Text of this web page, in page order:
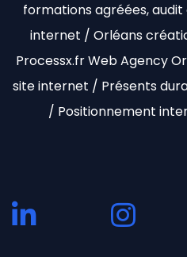
formations agréées,
internet / Orléans
Processx.fr Web Agency
site internet / Présents
/ Positionnement